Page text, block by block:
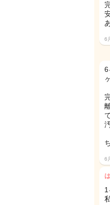
6
6
6
1